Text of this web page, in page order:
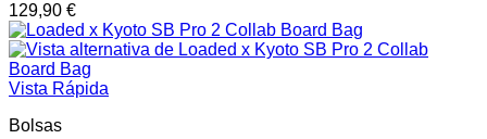
129,90 €
Vista Rápida
Bolsas